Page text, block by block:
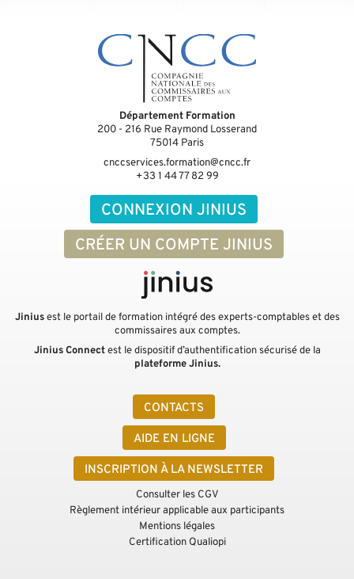
CONNEXION JINIUS
CRÉER UN COMPTE JINIUS
CONTACTS
AIDE EN LIGNE
INSCRIPTION À LA NEWSLETTER
Département Formation
200 - 216 Rue Raymond Losserand
75014 Paris
cnccservices.formation@cncc.fr
+33 1 44 77 82 99
Jiniusest le portail de formation intégré des experts-comptables et des
commissaires aux comptes.
Jinius Connectest le dispositif d’authentification sécurisé de la
plateforme Jinius.
Consulter les CGV
Règlement intérieur applicable aux participants
Mentions légales
Certification Qualiopi